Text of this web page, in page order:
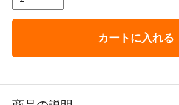
カートに入れる